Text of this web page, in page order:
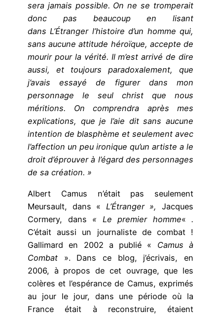
sera jamais possible. On ne se tromperait
donc pas beaucoup en lisant
dans L’Étranger l’histoire d’un homme qui,
sans aucune attitude héroïque, accepte de
mourir pour la vérité. Il m’est arrivé de dire
aussi, et toujours paradoxalement, que
j’avais essayé de figurer dans mon
personnage le seul christ que nous
méritions. On comprendra après mes
explications, que je l’aie dit sans aucune
intention de blasphème et seulement avec
l’affection un peu ironique qu’un artiste a le
droit d’éprouver à l’égard des personnages
de sa création. »
Albert Camus n’était pas seulement
Meursault, dans « L’Étranger »,Jacques
Cormery, dans « Le premier homme« .
C’était aussi un journaliste de combat !
Gallimard en 2002 a publié « Camus à
Combat ». Dans ce blog, j’écrivais, en
2006, à propos de cet ouvrage, que les
colères et l’espérance de Camus, exprimés
au jour le jour, dans une période où la
France était à reconstruire, étaient